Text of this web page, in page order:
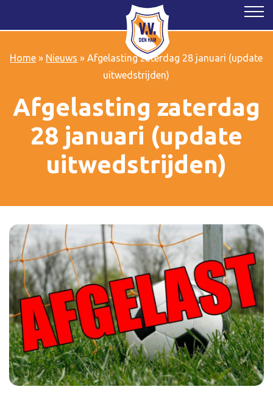
Home » Nieuws »Afgelasting zaterdag 28 januari (update
uitwedstrijden)
Afgelasting zaterdag
28 januari (update
uitwedstrijden)